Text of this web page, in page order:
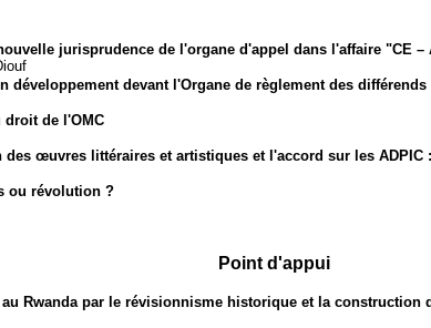
jurisprudence de l'organe d'appel dans l'affaire "CE –
développement devant l'Organe de règlement des différends
droit de l'OMC
œuvres littéraires et artistiques et l'accord sur les
ou révolution ?
Point d'appui
Rwanda par le révisionnisme historique et la construction